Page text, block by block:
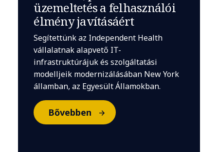
üzemeltetés a felhasználói
élmény javításáért
Segítettünk az Independent Health
vállalatnak alapvető IT-
infrastruktúrájuk és szolgáltatási
modelljeik modernizálásában New York
államban, az Egyesült Államokban.
Bővebben